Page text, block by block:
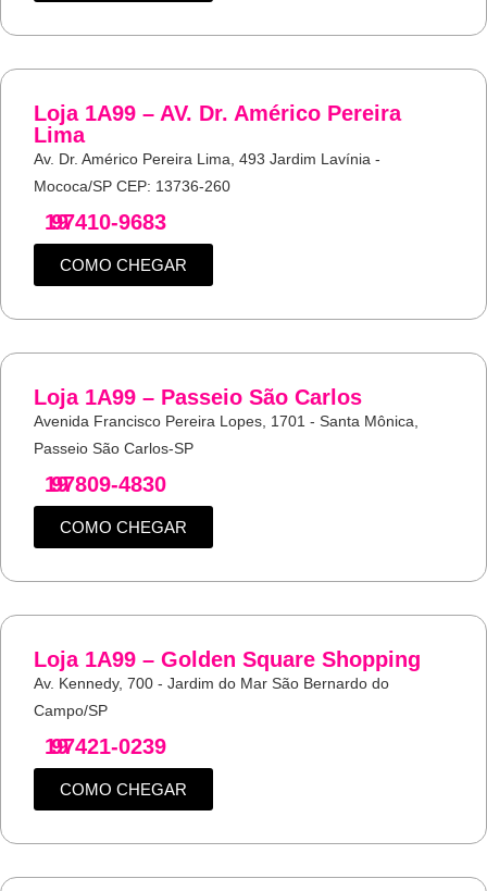
Loja 1A99 – AV. Dr. Américo Pereira
Lima
Av. Dr. Américo Pereira Lima, 493 Jardim Lavínia -
Mococa/SP CEP: 13736-260
19
97410-9683
COMO CHEGAR
Loja 1A99 – Passeio São Carlos
Avenida Francisco Pereira Lopes, 1701 - Santa Mônica,
Passeio São Carlos-SP
19
97809-4830
COMO CHEGAR
Loja 1A99 – Golden Square Shopping
Av. Kennedy, 700 - Jardim do Mar São Bernardo do
Campo/SP
19
97421-0239
COMO CHEGAR